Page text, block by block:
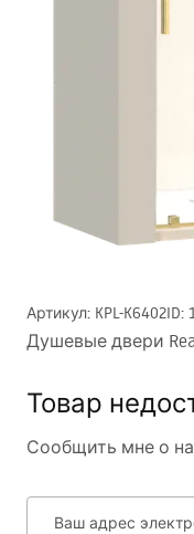
Артикул: KPL-K6402ID:
Душевые двери Rea
Товар
Сообщить мне о
Ваш адрес